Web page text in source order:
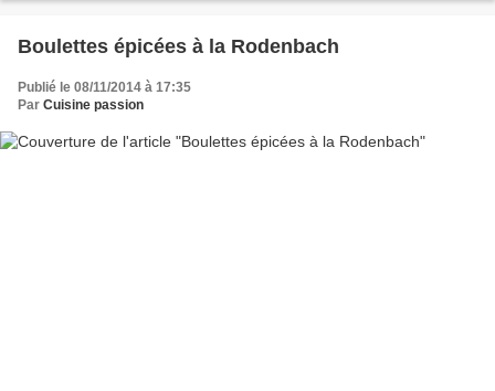
Boulettes épicées à la Rodenbach
Publié le 08/11/2014 à 17:35
Par Cuisine passion